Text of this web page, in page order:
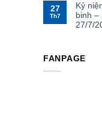
27
Th7
Kỷ
binh –
27/7/
FANPAGE